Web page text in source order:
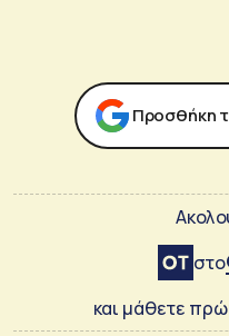
Προσθήκη
στο
και μάθετε